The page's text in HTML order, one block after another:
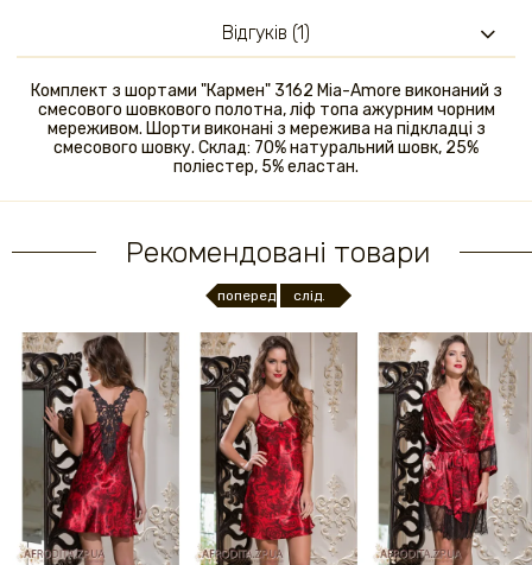
Комплект з шортами "Кармен" 3162 Mia-Amore виконаний з
смесового шовкового полотна, ліф топа ажурним чорним
мереживом. Шорти виконані з мережива на підкладці з
смесового шовку. Склад: 70% натуральний шовк, 25%
поліестер, 5% еластан.
Відгуків (1)
Рекомендовані товари
поперед. слід.